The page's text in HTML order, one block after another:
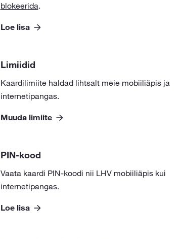
blokeerida.
Loe lisa
Limiidid
Kaardilimiite haldad lihtsalt meie mobiiliäpis ja
internetipangas.
Muuda limiite
PIN-kood
Vaata kaardi PIN-koodi nii LHV mobiiliäpis kui
internetipangas.
Loe lisa